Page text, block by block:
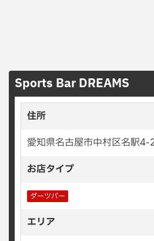
Sports Bar DREAMS
住所
愛知県名古屋市中村区名駅
お店タイプ
ダーツバー
エリア